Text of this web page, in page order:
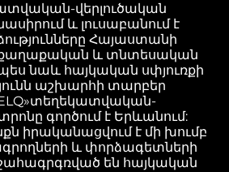
վերլուծական
և լուսաբանում է
Հայաստանի
և տնտեսական
նաև հայկական սփյուռքի
աշխարհի տարբեր
գործում է Երևանում:
իրականացվում է մի խումբ
և փորձագետների
շահագրգռված են հայկական